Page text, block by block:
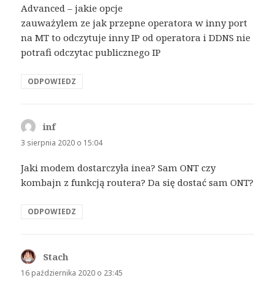
Advanced – jakie opcje
zauważylem ze jak przepne operatora w inny port
na MT to odczytuje inny IP od operatora i DDNS nie
potrafi odczytac publicznego IP
ODPOWIEDZ
infpisze:
3 sierpnia 2020 o 15:04
Jaki modem dostarczyła inea? Sam ONT czy
kombajn z funkcją routera? Da się dostać sam ONT?
ODPOWIEDZ
Stach
16 października 2020 o 23:45